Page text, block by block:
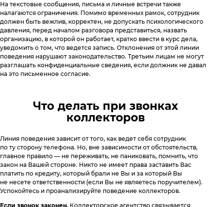
На текстовые сообщения, письма и личные встречи также
налагаются ограничения. Помимо временных рамок, сотрудник
должен быть вежлив, корректен, не допускать психологического
давления, перед началом разговора представиться, назвать
организацию, в которой он работает, кратко ввести в курс дела,
уведомить о том, что ведется запись. Отклонения от этой линии
поведения нарушают законодательство. Третьим лицам не могут
разглашать конфиденциальные сведения, если должник не давал
на это письменное согласие.
Что делать при звонках
коллекторов
Линия поведения зависит от того, как ведет себя сотрудник
по ту сторону телефона. Но, вне зависимости от обстоятельств,
главное правило — не переживать, не паниковать, помнить, что
закон на Вашей стороне. Никто не имеет права заставить Вас
платить по кредиту, который брали не Вы и за который Вы
не несете ответственности (если Вы не являетесь поручителем).
Успокойтесь и проанализируйте поведение коллекторов.
Если звонок законен. Коллекторское агентство связывается